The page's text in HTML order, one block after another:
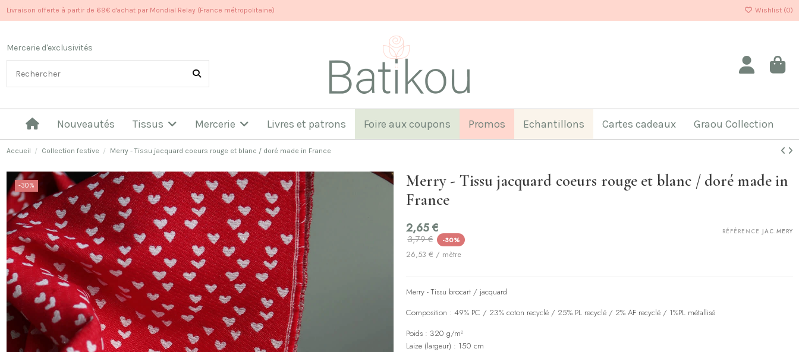
Livraison offerte à partir de 69€ d'achat par Mondial Relay (France métropolitaine) Wishlist (0)
Mercerie d'exclusivités
Nouveautés Tissus Mercerie Livres et patrons Foire aux coupons Promos Echantillons Cartes cadeaux Graou Collection
Accueil Collection festive Merry - Tissu jacquard coeurs rouge et blanc / doré made in France
-30%
Merry - Tissu jacquard coeurs rouge et blanc / doré made in
France
RÉFÉRENCE JAC.MERY
2,65 €
3,79 € -30%
26,53 € / mètre
Merry - Tissu brocart / jacquard
Composition : 49% PC / 23% coton recyclé / 25% PL recyclé / 2% AF recyclé / 1%PL métallisé
Poids : 320 g/m²
Laize (largeur) : 150 cm